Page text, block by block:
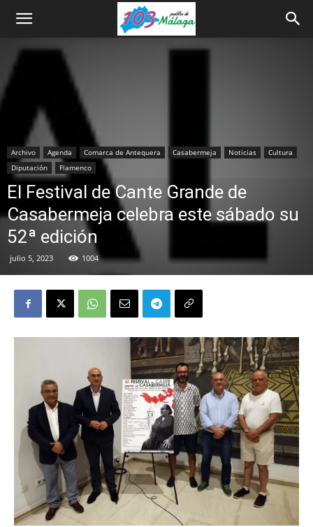
Archivo Agenda Comarca de Antequera Casabermeja Noticias
Cultura
Diputación
Flamenco
El Festival de Cante Grande de
Casabermeja celebra este sábado su
52ª edición
julio 5, 2023 1004